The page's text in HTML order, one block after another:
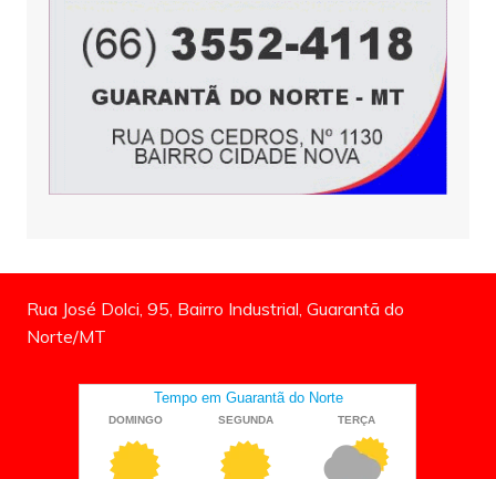
Rua José Dolci, 95, Bairro Industrial, Guarantã do
Norte/MT